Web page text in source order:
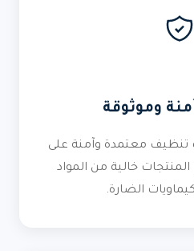
وموثوقة
معتمدة وآمنة على
خالية من المواد
الضارة.